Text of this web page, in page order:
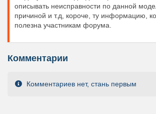
описывать неисправности по данной
причиной и т.д, короче, ту информацию,
полезна участникам форума.
Комментарии
Комментариев нет, стань первым